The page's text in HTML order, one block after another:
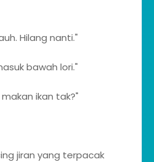
Hilang nanti."
bawah lori."
makan ikan tak?"
jiran yang terpacak